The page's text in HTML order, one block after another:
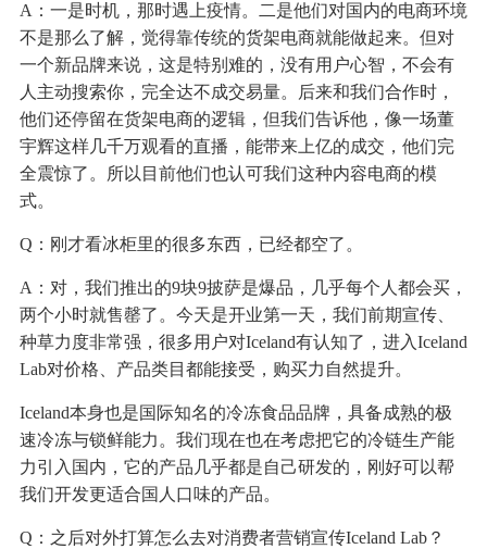
A：一是时机，那时遇上疫情。二是他们对国内的电商环境
不是那么了解，觉得靠传统的货架电商就能做起来。但对
一个新品牌来说，这是特别难的，没有用户心智，不会有
人主动搜索你，完全达不成交易量。后来和我们合作时，
他们还停留在货架电商的逻辑，但我们告诉他，像一场董
宇辉这样几千万观看的直播，能带来上亿的成交，他们完
全震惊了。所以目前他们也认可我们这种内容电商的模
式。
Q：刚才看冰柜里的很多东西，已经都空了。
A：对，我们推出的9块9披萨是爆品，几乎每个人都会买，
两个小时就售罄了。今天是开业第一天，我们前期宣传、
种草力度非常强，很多用户对Iceland有认知了，进入Iceland
Lab对价格、产品类目都能接受，购买力自然提升。
Iceland本身也是国际知名的冷冻食品品牌，具备成熟的极
速冷冻与锁鲜能力。我们现在也在考虑把它的冷链生产能
力引入国内，它的产品几乎都是自己研发的，刚好可以帮
我们开发更适合国人口味的产品。
Q：之后对外打算怎么去对消费者营销宣传Iceland Lab？